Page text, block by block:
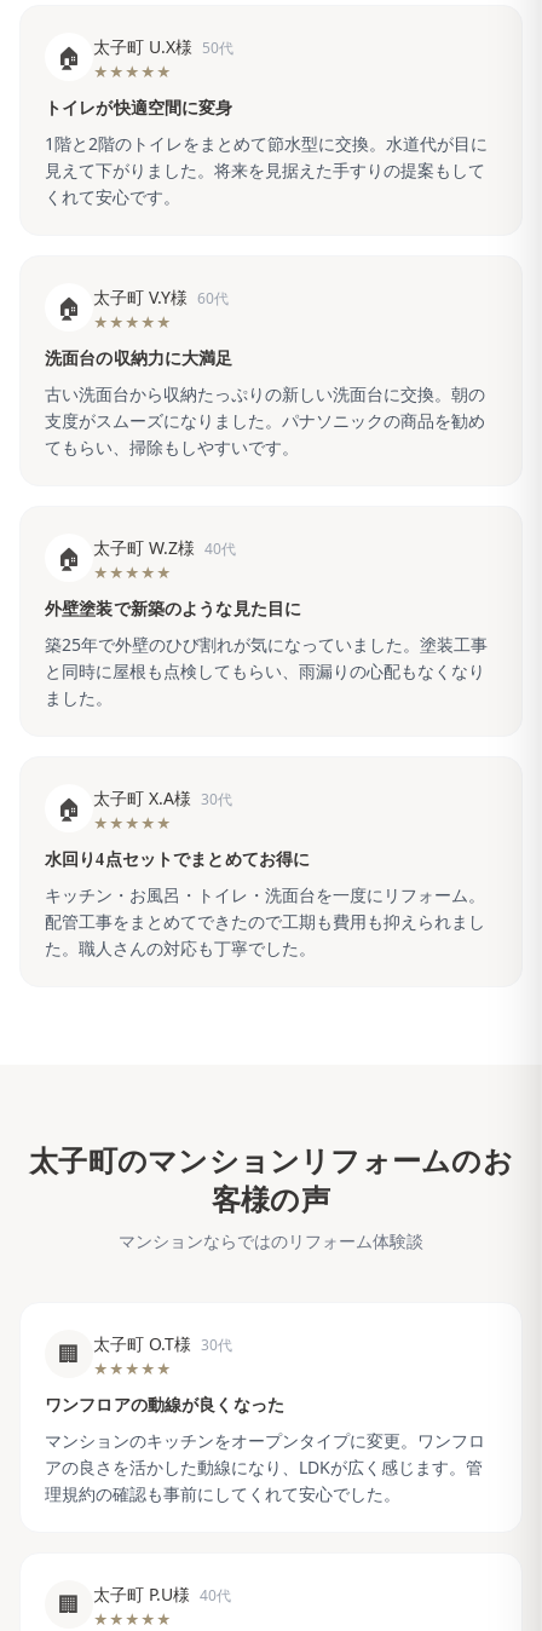
🏠 太子町 U.X様 50代
★★★★★
トイレが快適空間に変身
1階と2階のトイレをまとめて節水型に交換。水道代が目に
見えて下がりました。将来を見据えた手すりの提案もして
くれて安心です。
🏠 太子町 V.Y様 60代
★★★★★
洗面台の収納力に大満足
古い洗面台から収納たっぷりの新しい洗面台に交換。朝の
支度がスムーズになりました。パナソニックの商品を勧め
てもらい、掃除もしやすいです。
🏠 太子町 W.Z様 40代
★★★★★
外壁塗装で新築のような見た目に
築25年で外壁のひび割れが気になっていました。塗装工事
と同時に屋根も点検してもらい、雨漏りの心配もなくなり
ました。
🏠 太子町 X.A様 30代
★★★★★
水回り4点セットでまとめてお得に
キッチン・お風呂・トイレ・洗面台を一度にリフォーム。
配管工事をまとめてできたので工期も費用も抑えられまし
た。職人さんの対応も丁寧でした。
太子町のマンションリフォームのお
客様の声
マンションならではのリフォーム体験談
🏢 太子町 O.T様 30代
★★★★★
ワンフロアの動線が良くなった
マンションのキッチンをオープンタイプに変更。ワンフロ
アの良さを活かした動線になり、LDKが広く感じます。管
理規約の確認も事前にしてくれて安心でした。
🏢 太子町 P.U様 40代
★★★★★